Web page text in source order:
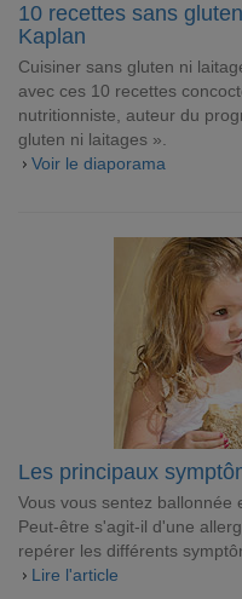
10 recettes sans
Kaplan
Cuisiner sans gluten ni
avec ces 10 recettes
nutritionniste, auteur du
gluten ni laitages ».
Voir le diaporama
Les principaux
Vous vous sentez ballonnée
Peut-être s'agit-il d'une
repérer les différents
Lire l'article